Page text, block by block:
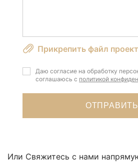
Прикрепить файл
Даю согласие на обработку
соглашаюсь с политикой
Или Свяжитесь с нами